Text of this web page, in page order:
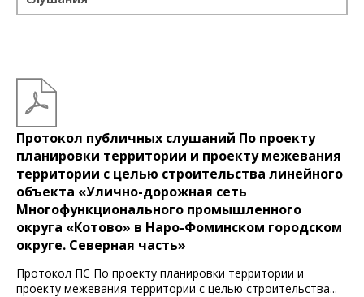
Протокол публичных слушаний По проекту
планировки территории и проекту межевания
территории с целью строительства линейного
объекта «Улично-дорожная сеть
Многофункционального промышленного
округа «Котово» в Наро-Фоминском городском
округе. Северная часть»
Протокол ПС По проекту планировки территории и
проекту межевания территории с целью строительства...